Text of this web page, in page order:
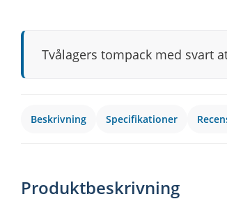
Tvålagers tompack med svart
Beskrivning Specifikationer
Produktbeskrivning